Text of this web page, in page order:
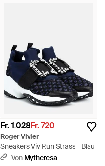
Fr. 1.028Fr. 720
Roger Vivier
Sneakers Viv Run Strass - Blau
Von Mytheresa